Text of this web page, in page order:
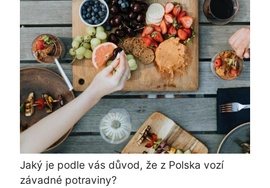
Jaký je podle vás důvod, že z Polska vozí
závadné potraviny?